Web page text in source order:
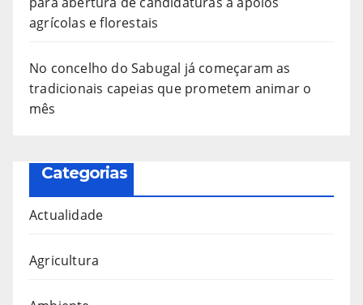
agrícolas e florestais
No concelho do Sabugal já começaram as
tradicionais capeias que prometem animar o
mês
Categorias
Actualidade
Agricultura